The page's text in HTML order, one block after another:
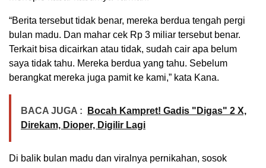
“Berita tersebut tidak benar, mereka berdua tengah pergi
bulan madu. Dan mahar cek Rp 3 miliar tersebut benar.
Terkait bisa dicairkan atau tidak, sudah cair apa belum
saya tidak tahu. Mereka berdua yang tahu. Sebelum
berangkat mereka juga pamit ke kami,” kata Kana.
BACA JUGA :
Bocah Kampret! Gadis "Digas" 2 X,
Direkam, Dioper, Digilir Lagi
Di balik bulan madu dan viralnya pernikahan, sosok